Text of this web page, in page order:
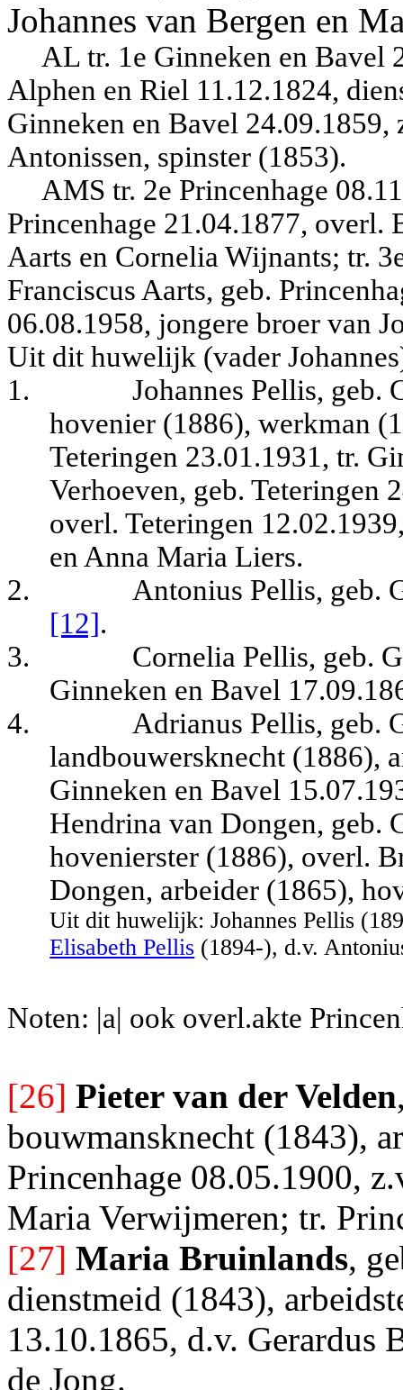
Johannes van Bergen en
AL tr. 1e Ginneken en Bavel
Alphen en Riel 11.12.1824,
Ginneken en Bavel 24.09.1859,
Antonissen, spinster (1853).
AMS tr. 2e Princenhage
Princenhage 21.04.1877, overl.
Aarts en Cornelia Wijnants; tr.
Franciscus Aarts, geb.
06.08.1958, jongere broer van
Uit dit huwelijk (vader
1.
Johannes Pellis, geb.
hovenier (1886), werkman
Teteringen 23.01.1931, tr.
Verhoeven, geb. Teteringen
overl. Teteringen
en Anna Maria Liers.
2.
Antonius Pellis, geb.
[12].
3.
Cornelia Pellis, geb.
Ginneken en Bavel
4.
Adrianus Pellis, geb.
landbouwersknecht (1886),
Ginneken en Bavel
Hendrina van Dongen, geb.
hovenierster (1886), overl.
Dongen, arbeider (1865),
Uit dit huwelijk:Johannes Pellis
Elisabeth Pellis (1894-), d.v.
Noten: |a| ook overl.akte
[26] Pieter van der Velden
bouwmansknecht (1843),
Princenhage 08.05.1900,
Maria Verwijmeren; tr.
[27] Maria Bruinlands,
dienstmeid (1843),
13.10.1865, d.v. Gerardus
de Jong.